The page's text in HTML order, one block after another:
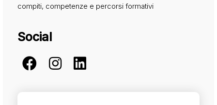
compiti, competenze e percorsi formativi
Social